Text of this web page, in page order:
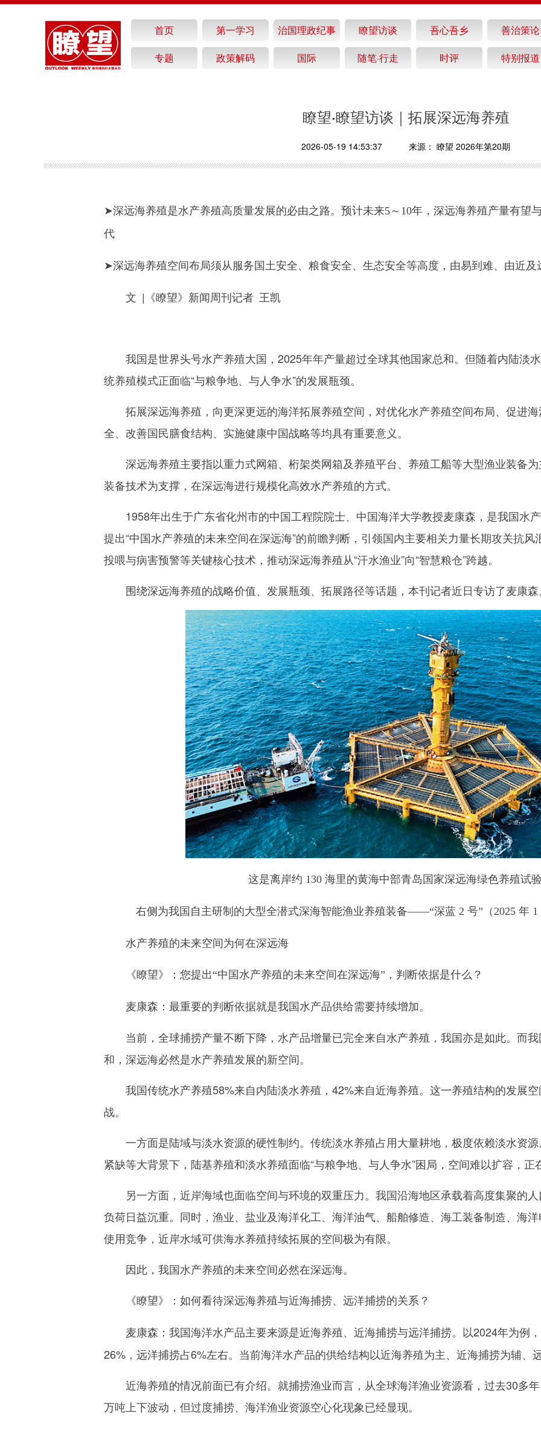
首页 第一学习 治国理政纪事 瞭望访谈 吾心吾乡
善治策论
专题
政策解码 国际 随笔·行走 时评 特别报道
瞭望·瞭望访谈｜拓展深远海养殖
2026-05-19 14:53:37 来源： 瞭望 2026年第20期
➤深远海养殖是水产养殖高质量发展的必由之路。预计未来5～10年，深远海养殖产量有望
代
➤深远海养殖空间布局须从服务国土安全、粮食安全、生态安全等高度，由易到难、由近
文 |《瞭望》新闻周刊记者 王凯
我国是世界头号水产养殖大国，2025年年产量超过全球其他国家总和。但随着内陆淡
统养殖模式正面临“与粮争地、与人争水”的发展瓶颈。
拓展深远海养殖，向更深更远的海洋拓展养殖空间，对优化水产养殖空间布局、促进
全、改善国民膳食结构、实施健康中国战略等均具有重要意义。
深远海养殖主要指以重力式网箱、桁架类网箱及养殖平台、养殖工船等大型渔业装备
装备技术为支撑，在深远海进行规模化高效水产养殖的方式。
1958年出生于广东省化州市的中国工程院院士、中国海洋大学教授麦康森，是我国水
提出“中国水产养殖的未来空间在深远海”的前瞻判断，引领国内主要相关力量长期攻关抗
投喂与病害预警等关键核心技术，推动深远海养殖从“汗水渔业”向“智慧粮仓”跨越。
围绕深远海养殖的战略价值、发展瓶颈、拓展路径等话题，本刊记者近日专访了麦康
这是离岸约 130 海里的黄海中部青岛国家深远海绿色养殖试
右侧为我国自主研制的大型全潜式深海智能渔业养殖装备——“深蓝 2 号”（2025 年
水产养殖的未来空间为何在深远海
《瞭望》： 您提出“中国水产养殖的未来空间在深远海”，判断依据是什么？
麦康森： 最重要的判断依据就是我国水产品供给需要持续增加。
当前，全球捕捞产量不断下降，水产品增量已完全来自水产养殖，我国亦是如此。而
和，深远海必然是水产养殖发展的新空间。
我国传统水产养殖58%来自内陆淡水养殖，42%来自近海养殖。这一养殖结构的发展
战。
一方面是陆域与淡水资源的硬性制约。传统淡水养殖占用大量耕地，极度依赖淡水资
紧缺等大背景下，陆基养殖和淡水养殖面临“与粮争地、与人争水”困局，空间难以扩容，正
另一方面，近岸海域也面临空间与环境的双重压力。我国沿海地区承载着高度集聚的
负荷日益沉重。同时，渔业、盐业及海洋化工、海洋油气、船舶修造、海工装备制造、海
使用竞争，近岸水域可供海水养殖持续拓展的空间极为有限。
因此，我国水产养殖的未来空间必然在深远海。
《瞭望》： 如何看待深远海养殖与近海捕捞、远洋捕捞的关系？
麦康森： 我国海洋水产品主要来源是近海养殖、近海捕捞与远洋捕捞。以2024年为例
26%，远洋捕捞占6%左右。当前海洋水产品的供给结构以近海养殖为主、近海捕捞为辅、
近海养殖的情况前面已有介绍。就捕捞渔业而言，从全球海洋渔业资源看，过去30多
万吨上下波动，但过度捕捞、海洋渔业资源空心化现象已经显现。